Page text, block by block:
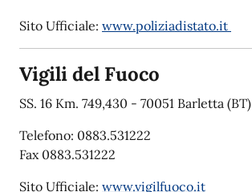
Sito Ufficiale: www.poliziadistato.it
Vigili del Fuoco
SS. 16 Km. 749,430 - 70051 Barletta (BT)
Telefono: 0883.531222
Fax 0883.531222
Sito Ufficiale: www.vigilfuoco.it